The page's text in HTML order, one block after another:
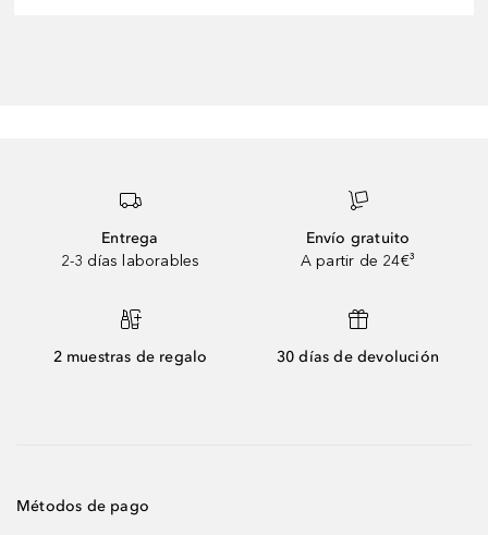
Entrega
2-3 días laborables
Envío gratuito
A partir de 24€³
2 muestras de regalo 30 días de devolución
Métodos de pago